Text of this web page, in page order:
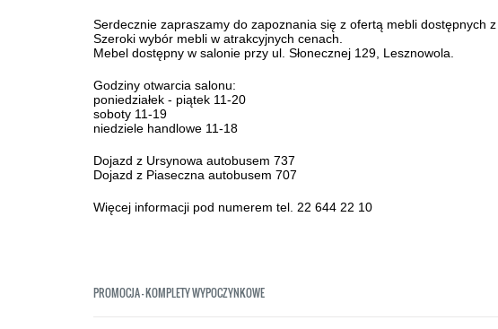
Serdecznie zapraszamy do zapoznania się z ofertą mebli dostępnych
Szeroki wybór mebli w atrakcyjnych cenach.
Mebel dostępny w salonie przy ul. Słonecznej 129, Lesznowola.
Godziny otwarcia salonu:
poniedziałek - piątek 11-20
soboty 11-19
niedziele handlowe 11-18
Dojazd z Ursynowa autobusem 737
Dojazd z Piaseczna autobusem 707
Więcej informacji pod numerem tel. 22 644 22 10
PROMOCJA - KOMPLETY WYPOCZYNKOWE